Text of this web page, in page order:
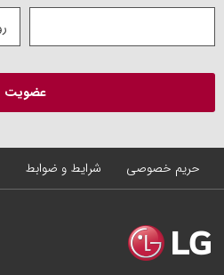
حریم خصوصی شرایط و ضوابط